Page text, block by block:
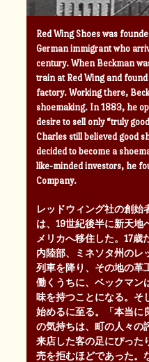
Red Wing Shoes was
German immigrant who
century. When Beckman
train at Red Wing and
factory. Working there,
shoemaking. In 1883, he
desire to sell only “truly
Charles still believed good
decided to become a
like-minded investors, he
Company.
レッドウィング社の創始
は、19世紀後半に新天地
メリカへ移住した。17歳
内陸部、ミネソタ州のレ
列車を降り、その地の革
働くうちに、ベックマン
味を持つことになる。そ
始めるに至る。「本当に
の気持ちは、町の人々の
来店した客の足にぴった
売を拒むほどであった。